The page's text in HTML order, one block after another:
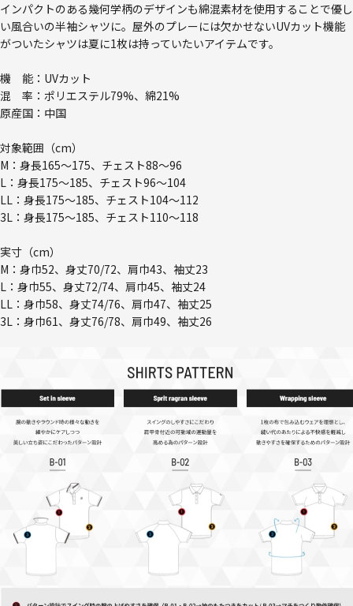
インパクトのある幾何学柄のデザインも綿混素材を使用することで優し
い風合いの半袖シャツに。屋外のプレーには欠かせないUVカット機能
がついたシャツは夏に1枚は持っていたいアイテムです。
機 能：UVカット
混 率：ポリエステル79%、綿21%
原産国：中国
対象範囲（cm）
M：身長165～175、チェスト88～96
L：身長175～185、チェスト96～104
LL：身長175～185、チェスト104～112
3L：身長175～185、チェスト110～118
実寸（cm）
M：身巾52、身丈70/72、肩巾43、袖丈23
L：身巾55、身丈72/74、肩巾45、袖丈24
LL：身巾58、身丈74/76、肩巾47、袖丈25
3L：身巾61、身丈76/78、肩巾49、袖丈26